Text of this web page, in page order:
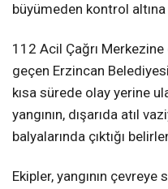
büyümeden kontrol altına
112 Acil Çağrı
geçen Erzincan
kısa sürede olay yerine
yangının, dışarıda atıl
balyalarında çıktığı
Ekipler, yangının çevreye